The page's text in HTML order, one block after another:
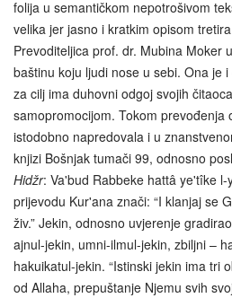
folija u semantičkom nepotrošivom
velika jer jasno i kratkim opisom
Prevoditeljica prof. dr. Mubina Moker
baštinu koju ljudi nose u sebi. Ona je
za cilj ima duhovni odgoj svojih
samopromocijom. Tokom prevođenja
istodobno napredovala i u
knjizi Bošnjak tumači 99, odnosno
Hidžr: Va'bud Rabbeke hattâ ye'tîke
prijevodu Kur'ana znači: “I klanjaj se
živ.” Jekin, odnosno uvjerenje
ajnul-jekin, umni-ilmul-jekin, zbiljni –
hakuikatul-jekin. “Istinski jekin ima tri
od Allaha, prepuštanje Njemu svih